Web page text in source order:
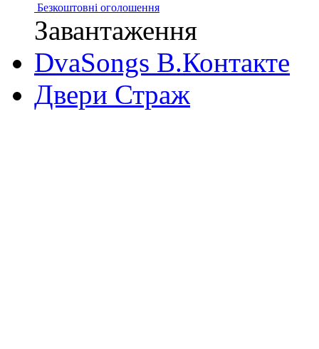
Безкоштовні оголошення
Завантаження
DvaSongs В.Контакте
Двери Страж